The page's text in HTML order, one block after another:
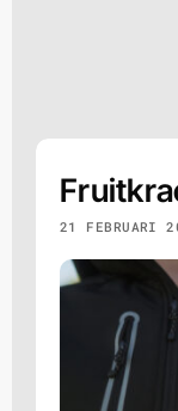
21 FEBRUARI